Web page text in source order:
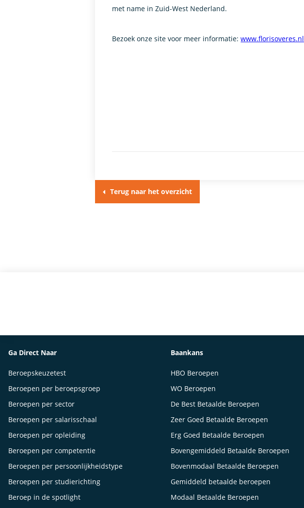
met name in Zuid-West Nederland.
Bezoek onze site voor meer informatie:www.florisoveres.nl
Terug naar het overzicht
Ga Direct Naar
Beroepskeuzetest
Beroepen per beroepsgroep
Beroepen per sector
Beroepen per salarisschaal
Beroepen per opleiding
Beroepen per competentie
Beroepen per persoonlijkheidstype
Beroepen per studierichting
Beroep in de spotlight
Baankans
HBO Beroepen
WO Beroepen
De Best Betaalde Beroepen
Zeer Goed Betaalde Beroepen
Erg Goed Betaalde Beroepen
Bovengemiddeld Betaalde Beroepen
Bovenmodaal Betaalde Beroepen
Gemiddeld betaalde beroepen
Modaal Betaalde Beroepen